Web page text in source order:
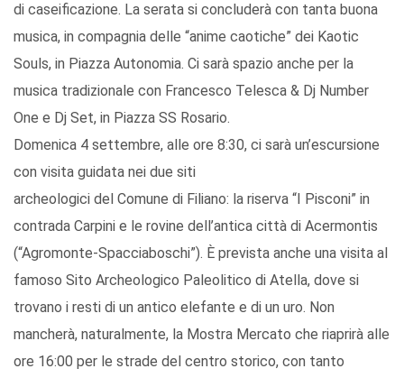
di caseificazione. La serata si concluderà con tanta buona
musica, in compagnia delle “anime caotiche” dei Kaotic
Souls, in Piazza Autonomia. Ci sarà spazio anche per la
musica tradizionale con Francesco Telesca & Dj Number
One e Dj Set, in Piazza SS Rosario.
Domenica 4 settembre, alle ore 8:30, ci sarà un’escursione
con visita guidata nei due siti
archeologici del Comune di Filiano: la riserva “I Pisconi” in
contrada Carpini e le rovine dell’antica città di Acermontis
(“Agromonte-Spacciaboschi”). È prevista anche una visita al
famoso Sito Archeologico Paleolitico di Atella, dove si
trovano i resti di un antico elefante e di un uro. Non
mancherà, naturalmente, la Mostra Mercato che riaprirà alle
ore 16:00 per le strade del centro storico, con tanto